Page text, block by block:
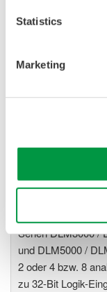
Statistics
Marketing
höchste Flexibilität
Anzeige,
zur Auslösung
elektrischer
Digital- und
Oszilloskope
Serien DLM3000 /
und DLM5000 /
2 oder 4 bzw. 8
zu 32-Bit Logik-